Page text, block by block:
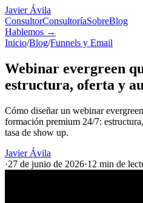
Javier Ávila
ConsultorConsultoríaSobreBlog
Hablemos →
Inicio/Blog/Funnels y Email
Webinar evergreen
estructura, oferta y
Cómo diseñar un webinar
formación premium 24/7:
tasa de show up.
Javier Ávila
·27 de junio de 2026·12 min de